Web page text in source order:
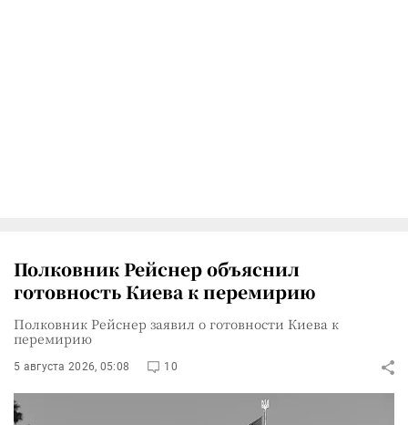
Полковник Рейснер объяснил
готовность Киева к перемирию
Полковник Рейснер заявил о готовности Киева к
перемирию
5 августа 2026, 05:08 10